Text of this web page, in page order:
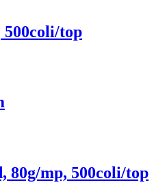
top
80g/mp, 500coli/top